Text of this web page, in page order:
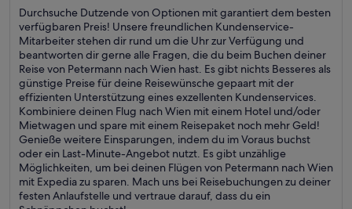
Durchsuche Dutzende von Optionen mit garantiert dem besten
verfügbaren Preis! Unsere freundlichen Kundenservice-
Mitarbeiter stehen dir rund um die Uhr zur Verfügung und
beantworten dir gerne alle Fragen, die du beim Buchen deiner
Reise von Petermann nach Wien hast. Es gibt nichts Besseres als
günstige Preise für deine Reisewünsche gepaart mit der
effizienten Unterstützung eines exzellenten Kundenservices.
Kombiniere deinen Flug nach Wien mit einem Hotel und/oder
Mietwagen und spare mit einem Reisepaket noch mehr Geld!
Genieße weitere Einsparungen, indem du im Voraus buchst
oder ein Last-Minute-Angebot nutzt. Es gibt unzählige
Möglichkeiten, um bei deinen Flügen von Petermann nach Wien
mit Expedia zu sparen. Mach uns bei Reisebuchungen zu deiner
festen Anlaufstelle und vertraue darauf, dass du ein